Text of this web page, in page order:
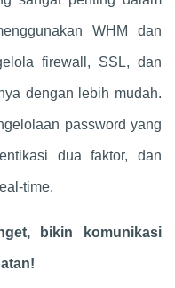
WHM dan
firewall, SSL, dan
dengan lebih mudah.
password yang
dua faktor, dan
time.
bikin komunikasi